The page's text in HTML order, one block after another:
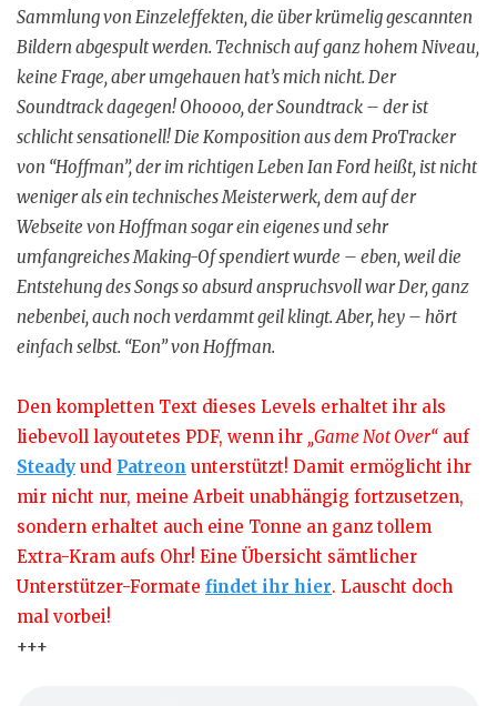
Sammlung von Einzeleffekten, die über krümelig gescannten
Bildern abgespult werden. Technisch auf ganz hohem Niveau,
keine Frage, aber umgehauen hat’s mich nicht. Der
Soundtrack dagegen! Ohoooo, der Soundtrack – der ist
schlicht sensationell! Die Komposition aus dem ProTracker
von “Hoffman”, der im richtigen Leben Ian Ford heißt, ist nicht
weniger als ein technisches Meisterwerk, dem auf der
Webseite von Hoffman sogar ein eigenes und sehr
umfangreiches Making-Of spendiert wurde – eben, weil die
Entstehung des Songs so absurd anspruchsvoll war Der, ganz
nebenbei, auch noch verdammt geil klingt. Aber, hey – hört
einfach selbst. “Eon” von Hoffman.
Den kompletten Text dieses Levels erhaltet ihr als
liebevoll layoutetes PDF, wenn ihr „Game Not Over“ auf
Steady und Patreon unterstützt! Damit ermöglicht ihr
mir nicht nur, meine Arbeit unabhängig fortzusetzen,
sondern erhaltet auch eine Tonne an ganz tollem
Extra-Kram aufs Ohr! Eine Übersicht sämtlicher
Unterstützer-Formate findet ihr hier. Lauscht doch
mal vorbei!
+++